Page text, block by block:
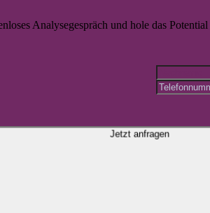
Analysegespräch und hole das
Jetzt anfragen